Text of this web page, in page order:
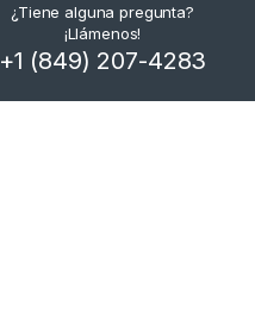
¿Tiene alguna pregunta?
¡Llámenos!
+1 (849) 207-4283